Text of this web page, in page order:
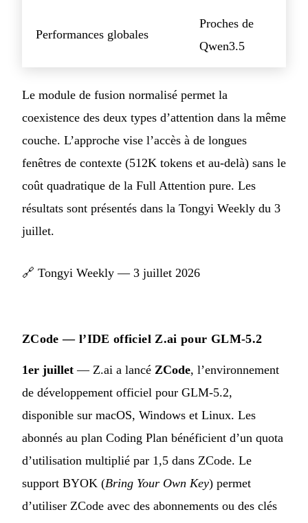
Performances globales
Proches de
Qwen3.5
Le module de fusion normalisé permet la
coexistence des deux types d’attention dans la même
couche. L’approche vise l’accès à de longues
fenêtres de contexte (512K tokens et au-delà) sans le
coût quadratique de la Full Attention pure. Les
résultats sont présentés dans la Tongyi Weekly du 3
juillet.
🔗 Tongyi Weekly — 3 juillet 2026
ZCode — l’IDE officiel Z.ai pour GLM-5.2
1er juillet — Z.ai a lancé ZCode, l’environnement
de développement officiel pour GLM-5.2,
disponible sur macOS, Windows et Linux. Les
abonnés au plan Coding Plan bénéficient d’un quota
d’utilisation multiplié par 1,5 dans ZCode. Le
support BYOK (Bring Your Own Key) permet
d’utiliser ZCode avec des abonnements ou des clés